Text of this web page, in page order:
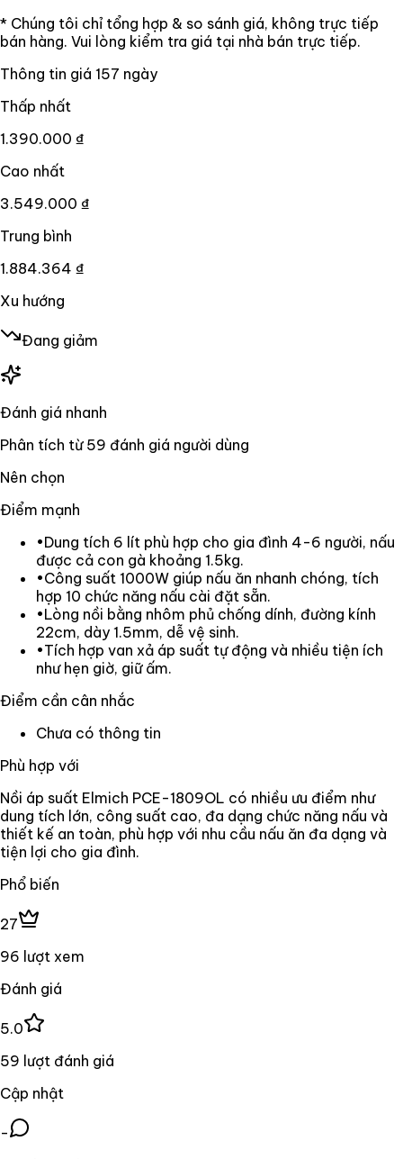
* Chúng tôi chỉ tổng hợp & so sánh giá, không trực tiếp
bán hàng. Vui lòng kiểm tra giá tại nhà bán trực tiếp.
Thông tin giá 157 ngày
Thấp nhất
1.390.000 ₫
Cao nhất
3.549.000 ₫
Trung bình
1.884.364 ₫
Xu hướng
Đang giảm
Đánh giá nhanh
Phân tích từ 59 đánh giá người dùng
Nên chọn
Điểm mạnh
•Dung tích 6 lít phù hợp cho gia đình 4-6 người, nấu
được cả con gà khoảng 1.5kg.
•Công suất 1000W giúp nấu ăn nhanh chóng, tích
hợp 10 chức năng nấu cài đặt sẵn.
•Lòng nồi bằng nhôm phủ chống dính, đường kính
22cm, dày 1.5mm, dễ vệ sinh.
•Tích hợp van xả áp suất tự động và nhiều tiện ích
như hẹn giờ, giữ ấm.
Điểm cần cân nhắc
Chưa có thông tin
Phù hợp với
Nồi áp suất Elmich PCE-1809OL có nhiều ưu điểm như
dung tích lớn, công suất cao, đa dạng chức năng nấu và
thiết kế an toàn, phù hợp với nhu cầu nấu ăn đa dạng và
tiện lợi cho gia đình.
Phổ biến
27
96 lượt xem
Đánh giá
5.0
59 lượt đánh giá
Cập nhật
-